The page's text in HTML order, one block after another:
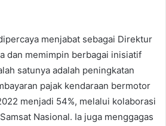
menjabat sebagai Direktur
dan memimpin berbagai inisiatif
satunya adalah peningkatan
pajak kendaraan bermotor
menjadi 54%, melalui kolaborasi
Nasional. Ia juga menggagas